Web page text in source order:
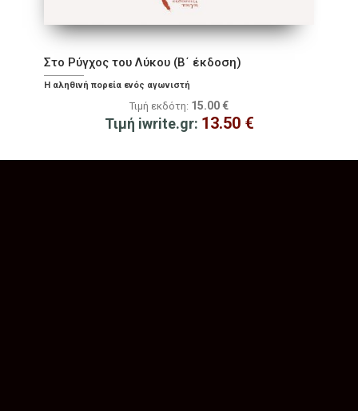
Στο Ρύγχος του Λύκου (Β΄ έκδοση)
Η αληθινή πορεία ενός αγωνιστή
Τιμή εκδότη: 15.00 €
Τιμή iwrite.gr: 13.50 €